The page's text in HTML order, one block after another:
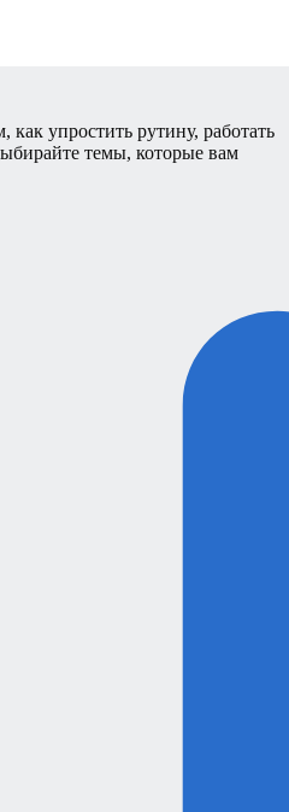
упростить рутину, работать
темы, которые вам